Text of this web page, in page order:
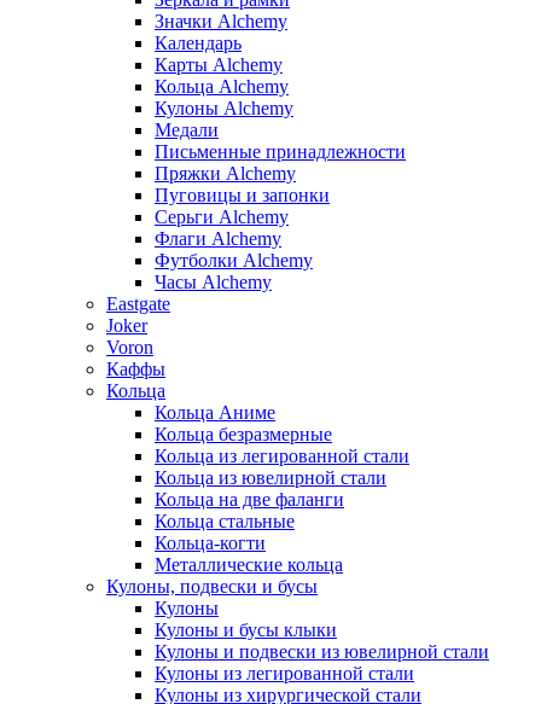
Значки Alchemy
Календарь
Карты Alchemy
Кольца Alchemy
Кулоны Alchemy
Медали
Письменные принадлежности
Пряжки Alchemy
Пуговицы и запонки
Серьги Alchemy
Флаги Alchemy
Футболки Alchemy
Часы Alchemy
Eastgate
Joker
Voron
Каффы
Кольца
Кольца Аниме
Кольца безразмерные
Кольца из легированной стали
Кольца из ювелирной стали
Кольца на две фаланги
Кольца стальные
Кольца-когти
Металлические кольца
Кулоны, подвески и бусы
Кулоны
Кулоны и бусы клыки
Кулоны и подвески из ювелирной стали
Кулоны из легированной стали
Кулоны из хирургической стали